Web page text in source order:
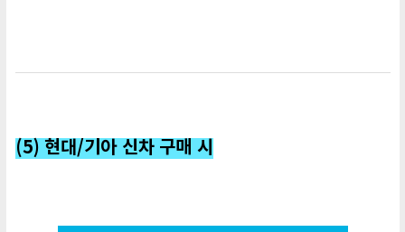
(5) 현대/기아 신차 구매 시